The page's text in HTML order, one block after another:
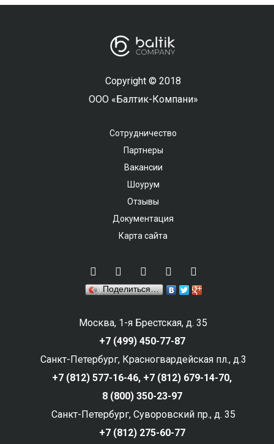
Copyright © 2018
ООО «Балтик-Компани»
Сотрудничество
Партнеры
Вакансии
Шоурум
Отзывы
Документация
Карта сайта
Поделиться…
Москва, 1-я Брестская, д. 35
+7 (499) 450-77-87
Санкт-Петербург, Красногвардейская пл., д.3
+7 (812) 577-16-46, +7 (812) 679-14-70,
8 (800) 350-23-97
Санкт-Петербург, Суворовский пр., д. 35
+7 (812) 275-60-77